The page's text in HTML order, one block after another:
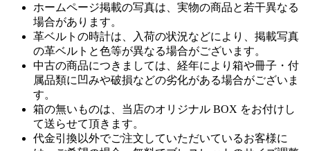
ホームページ掲載の写真は、実物の商品と若干異なる
場合があります。
革ベルトの時計は、入荷の状況などにより、掲載写真
の革ベルトと色等が異なる場合がございます。
中古の商品につきましては、経年により箱や冊子・付
属品類に凹みや破損などの劣化がある場合がございま
す。
箱の無いものは、当店のオリジナル BOX をお付けし
て送らせて頂きます。
代金引換以外でご注文していただいているお客様に